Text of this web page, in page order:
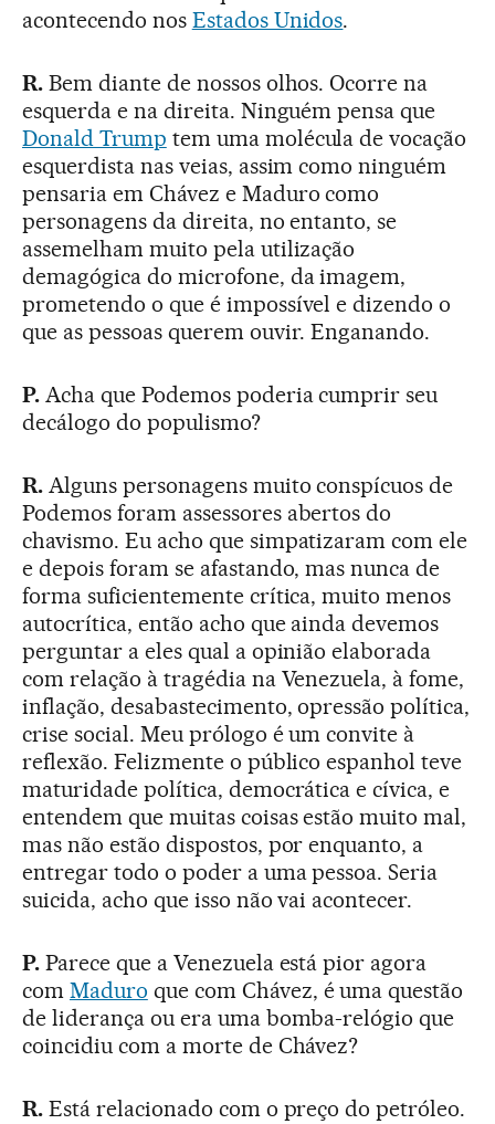
acontecendo nos Estados Unidos.
R.Bem diante de nossos olhos. Ocorre na
esquerda e na direita. Ninguém pensa que
Donald Trump tem uma molécula de vocação
esquerdista nas veias, assim como ninguém
pensaria em Chávez e Maduro como
personagens da direita, no entanto, se
assemelham muito pela utilização
demagógica do microfone, da imagem,
prometendo o que é impossível e dizendo o
que as pessoas querem ouvir. Enganando.
P.Acha que Podemos poderia cumprir seu
decálogo do populismo?
R.Alguns personagens muito conspícuos de
Podemos foram assessores abertos do
chavismo. Eu acho que simpatizaram com ele
e depois foram se afastando, mas nunca de
forma suficientemente crítica, muito menos
autocrítica, então acho que ainda devemos
perguntar a eles qual a opinião elaborada
com relação à tragédia na Venezuela, à fome,
inflação, desabastecimento, opressão política,
crise social. Meu prólogo é um convite à
reflexão. Felizmente o público espanhol teve
maturidade política, democrática e cívica, e
entendem que muitas coisas estão muito mal,
mas não estão dispostos, por enquanto, a
entregar todo o poder a uma pessoa. Seria
suicida, acho que isso não vai acontecer.
P.Parece que a Venezuela está pior agora
com Maduro que com Chávez, é uma questão
de liderança ou era uma bomba-relógio que
coincidiu com a morte de Chávez?
R.Está relacionado com o preço do petróleo.